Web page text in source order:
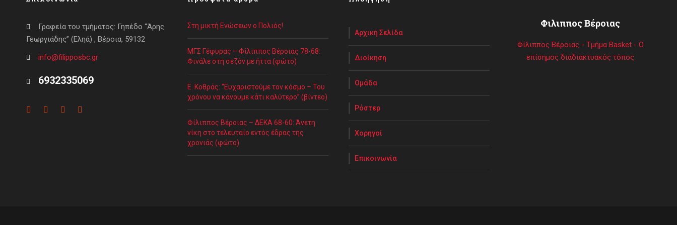
Γραφεία του τμήματος: Γηπέδο “Άρης
Γεωργιάδης” (Εληά) , Βέροια, 59132
info@filipposbc.gr
6932335069
Στη μικτή Ενώσεων ο Πολιός!
ΜΓΣ Γέφυρας – Φίλιππος Βέροιας 78-68:
Φινάλε στη σεζόν με ήττα (φώτο)
Ε. Κοθράς: “Ευχαριστούμε τον κόσμο – Του
χρόνου να κάνουμε κάτι καλύτερο” (βίντεο)
Φίλιππος Βέροιας – ΔΕΚΑ 68-60: Άνετη
νίκη στο τελευταίο εντός έδρας της
χρονιάς (φώτο)
Αρχική Σελίδα
Διοίκηση
Ομάδα
Ρόστερ
Χορηγοί
Επικοινωνία
Φιλιππος Βέροιας
Φίλιππος Βέροιας - Τμήμα Basket - Ο
επίσημος διαδιακτυακός τόπος